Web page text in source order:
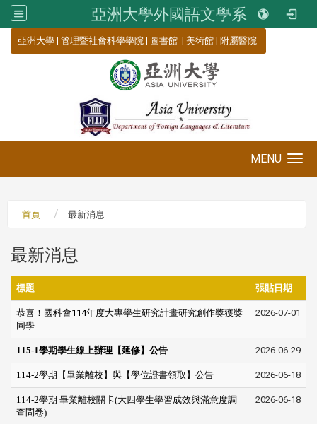
亞洲大學外國語文學系
亞洲大學 | 管理暨社會科學學院 | 圖書館 | 美術館 | 附屬醫院
MENU
首頁 最新消息
最新消息
標題 張貼日期
恭喜！國科會114年度大專學生研究計畫研究創作獎獲獎
同學
2026-07-01
115-1學期學生線上辦理【延修】公告 2026-06-29
114-2學期【畢業離校】與【學位證書領取】公告 2026-06-18
114-2學期 畢業離校關卡(大四學生學習成效與滿意度調
查問卷)
2026-06-18